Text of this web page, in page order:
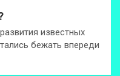
известных
бежать впереди